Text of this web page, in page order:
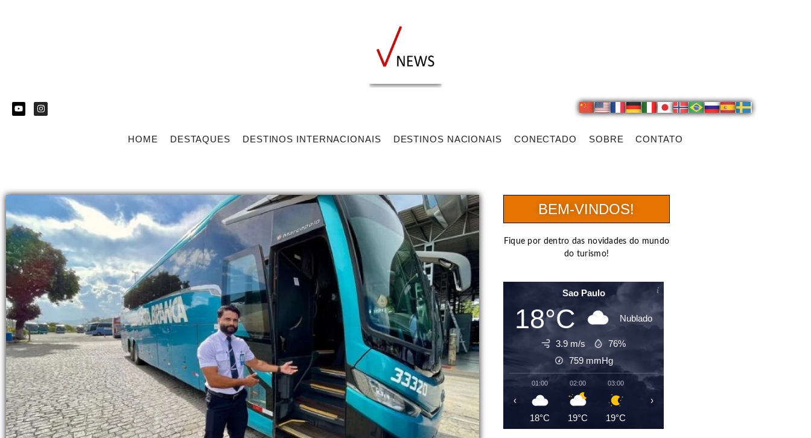
HOME DESTAQUES DESTINOS INTERNACIONAIS DESTINOS NACIONAIS CONECTADO SOBRE CONTATO
BEM-VINDOS!
Fique por dentro das novidades do mundo
do turismo!
Sao Paulo
18°C Nublado
3.9 m/s
76%
759 mmHg
01:00
18°C
02:00
19°C
03:00
19°C
04:00
‹ ›